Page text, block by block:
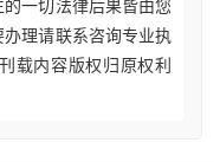
一切法律后果皆由您
理请联系咨询专业执
载内容版权归原权利